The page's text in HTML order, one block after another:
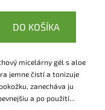
DO KOŠÍKA
micelárny gél s aloe
jemne čistí a tonizuje
pokožku, zanecháva ju
a po použití...